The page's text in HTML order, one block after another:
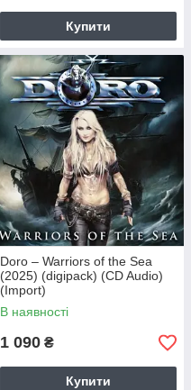
Купити
Doro – Warriors of the Sea
(2025) (digipack) (CD Audio)
(Import)
В наявності
1 090 ₴
Купити